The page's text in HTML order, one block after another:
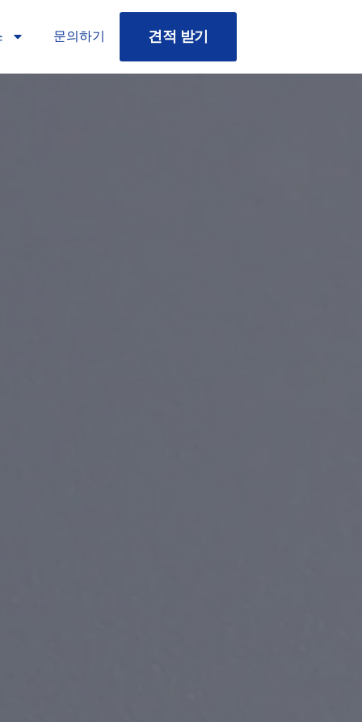
문의하기 견적 받기